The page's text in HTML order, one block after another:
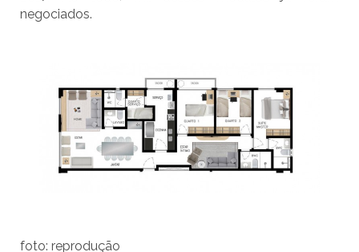
negociados.
foto: reprodução